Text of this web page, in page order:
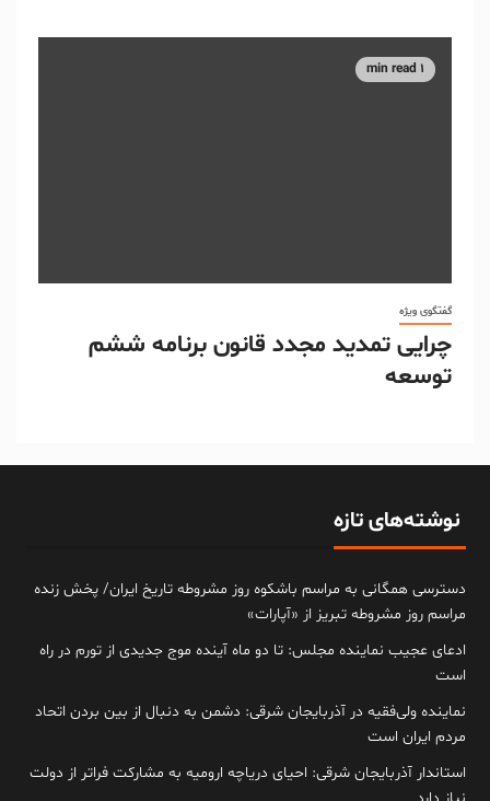
1 min read
گفتگوی ویژه
چرایی تمدید مجدد قانون برنامه ششم
توسعه
نوشته‌های تازه
دسترسی همگانی به مراسم باشکوه روز مشروطه تاریخ ایران/ پخش زنده
مراسم روز مشروطه تبریز از «آپارات»
ادعای عجیب نماینده مجلس: تا دو ماه آینده موج جدیدی از تورم در راه
است
نماینده ولی‌فقیه در آذربایجان شرقی: دشمن به دنبال از بین بردن اتحاد
مردم ایران است
استاندار آذربایجان شرقی: احیای دریاچه ارومیه به مشارکت فراتر از دولت